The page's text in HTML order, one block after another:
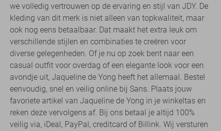
we volledig vertrouwen op de ervaring en stijl van JDY. De
kleding van dit merk is niet alleen van topkwaliteit, maar
ook nog eens betaalbaar. Dat maakt het extra leuk om
verschillende stijlen en combinaties te creëren voor
diverse gelegenheden. Of je nu op zoek bent naar een
casual outfit voor overdag of een elegante look voor een
avondje uit, Jaqueline de Yong heeft het allemaal. Bestel
eenvoudig, snel en veilig online bij Sans. Plaats jouw
favoriete artikel van Jaqueline de Yong in je winkeltas en
reken deze vervolgens af. Bij ons betaal je altijd 100%
veilig via, iDeal, PayPal, creditcard of Billink. Wij versturen